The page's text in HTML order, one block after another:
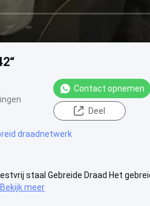
Contact opnemen
Deel
draadnetwerk
staal Gebreide Draad Het
Bekijk meer